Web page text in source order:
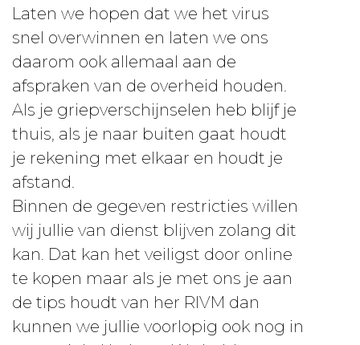
Laten we hopen dat we het virus
snel overwinnen en laten we ons
daarom ook allemaal aan de
afspraken van de overheid houden.
Als je griepverschijnselen heb blijf je
thuis, als je naar buiten gaat houdt
je rekening met elkaar en houdt je
afstand.
Binnen de gegeven restricties willen
wij jullie van dienst blijven zolang dit
kan. Dat kan het veiligst door online
te kopen maar als je met ons je aan
de tips houdt van her RIVM dan
kunnen we jullie voorlopig ook nog in